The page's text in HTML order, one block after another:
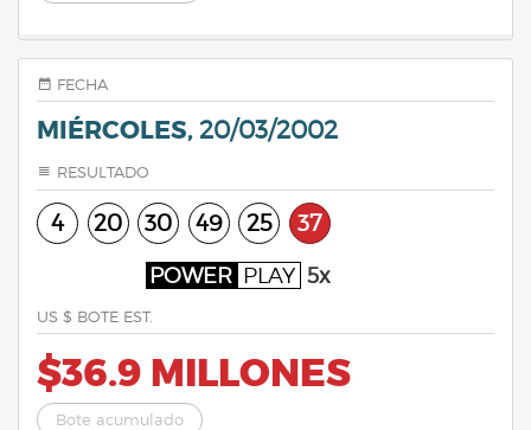
FECHA
MIÉRCOLES, 20/03/2002
RESULTADO
4 20 30 49 25 37
POWER PLAY 5x
US $ BOTE EST.
$36.9 MILLONES
Bote acumulado